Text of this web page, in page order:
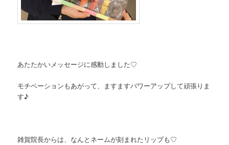
あたたかいメッセージに感動しました♡
モチベーションもあがって、ますますパワーアップして頑張りま
す♪
雑賀院長からは、なんとネームが刻まれたリップも♡